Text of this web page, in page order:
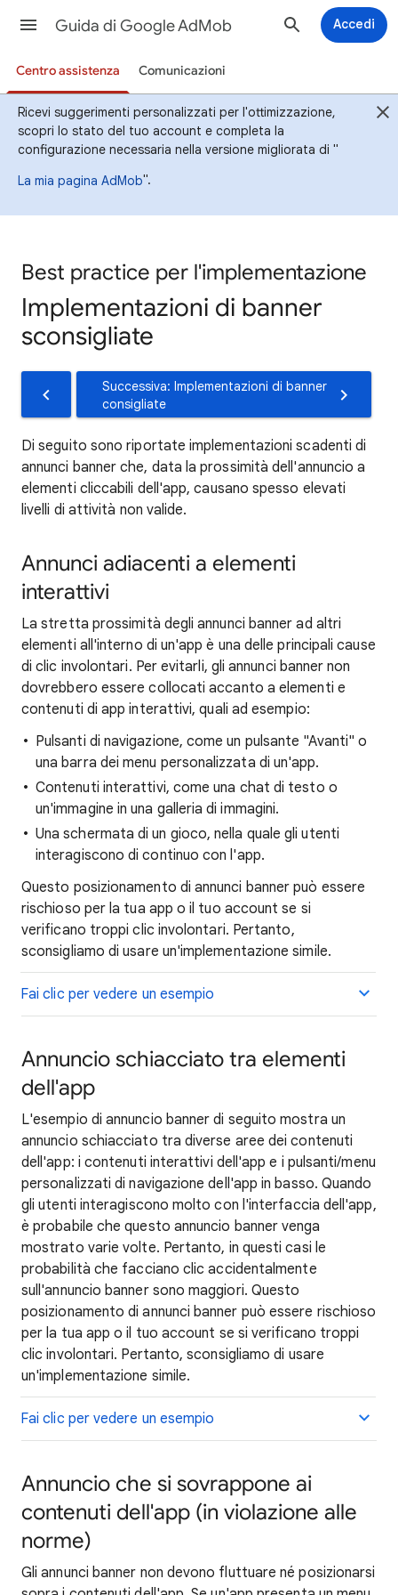
Guida di Google AdMob Accedi
Centro assistenza Comunicazioni
Ricevi suggerimenti personalizzati per l'ottimizzazione,
scopri lo stato del tuo account e completa la
configurazione necessaria nella versione migliorata di "
La mia pagina AdMob".
Best practice per l'implementazione
Implementazioni di banner
sconsigliate
Successiva: Implementazioni di banner
consigliate
Di seguito sono riportate implementazioni scadenti di
annunci banner che, data la prossimità dell'annuncio a
elementi cliccabili dell'app, causano spesso elevati
livelli di attività non valide.
Annunci adiacenti a elementi
interattivi
La stretta prossimità degli annunci banner ad altri
elementi all'interno di un'app è una delle principali cause
di clic involontari. Per evitarli, gli annunci banner non
dovrebbero essere collocati accanto a elementi e
contenuti di app interattivi, quali ad esempio:
Pulsanti di navigazione, come un pulsante "Avanti" o
una barra dei menu personalizzata di un'app.
Contenuti interattivi, come una chat di testo o
un'immagine in una galleria di immagini.
Una schermata di un gioco, nella quale gli utenti
interagiscono di continuo con l'app.
Questo posizionamento di annunci banner può essere
rischioso per la tua app o il tuo account se si
verificano troppi clic involontari. Pertanto,
sconsigliamo di usare un'implementazione simile.
Fai clic per vedere un esempio
Annuncio schiacciato tra elementi
dell'app
L'esempio di annuncio banner di seguito mostra un
annuncio schiacciato tra diverse aree dei contenuti
dell'app: i contenuti interattivi dell'app e i pulsanti/menu
personalizzati di navigazione dell'app in basso. Quando
gli utenti interagiscono molto con l'interfaccia dell'app,
è probabile che questo annuncio banner venga
mostrato varie volte. Pertanto, in questi casi le
probabilità che facciano clic accidentalmente
sull'annuncio banner sono maggiori. Questo
posizionamento di annunci banner può essere rischioso
per la tua app o il tuo account se si verificano troppi
clic involontari. Pertanto, sconsigliamo di usare
un'implementazione simile.
Fai clic per vedere un esempio
Annuncio che si sovrappone ai
contenuti dell'app (in violazione alle
norme)
Gli annunci banner non devono fluttuare né posizionarsi